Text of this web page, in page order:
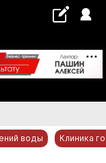
воды Клиника